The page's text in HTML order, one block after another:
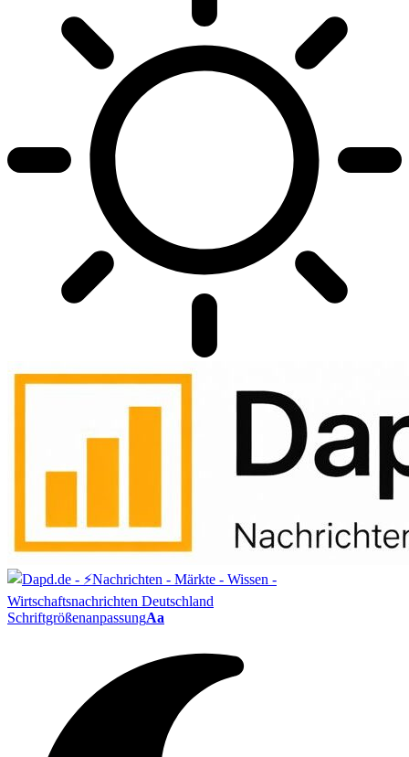
SchriftgrößenanpassungAa